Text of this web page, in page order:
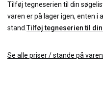
Tilføj tegneserien til din
varen er på lager igen, enten i
stand.Tilføj tegneserien til
Se alle priser / stande på varen